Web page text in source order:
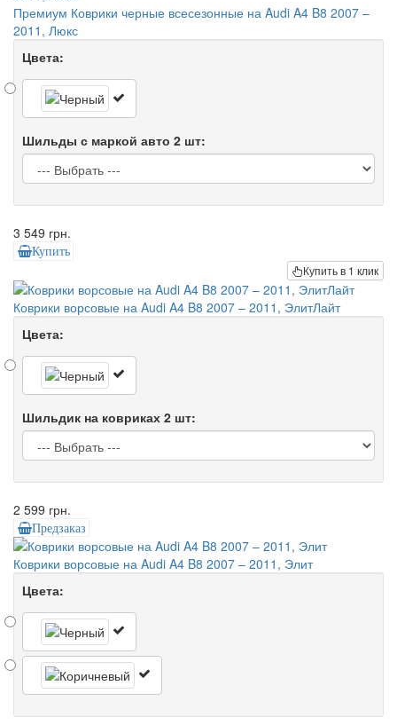
Премиум Коврики черные всесезонные на Audi A4 B8 2007 –
2011, Люкс
Цвета:
Шильды с маркой авто 2 шт:
3 549 грн.
Купить
Купить в 1 клик
Коврики ворсовые на Audi A4 B8 2007 – 2011, ЭлитЛайт
Цвета:
Шильдик на ковриках 2 шт:
2 599 грн.
Предзаказ
Коврики ворсовые на Audi A4 B8 2007 – 2011, Элит
Цвета: